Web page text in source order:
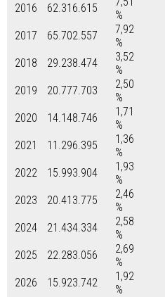
2016
62.316.615
%
2017
65.702.557
7,92
%
2018
29.238.474
3,52
%
2019
20.777.703
2,50
%
2020
14.148.746
1,71
%
2021
11.296.395
1,36
%
2022
15.993.904
1,93
%
2023
20.413.775
2,46
%
2024
21.434.334
2,58
%
2025
22.283.056
2,69
%
2026
15.923.742
1,92
%